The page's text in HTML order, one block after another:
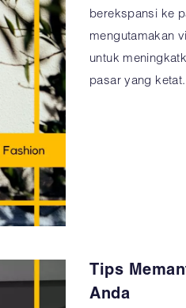
berekspansi ke
mengutamakan
untuk
pasar yang ketat.
Tips
Anda